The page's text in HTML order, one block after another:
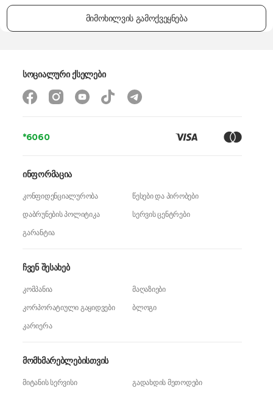
მიმოხილვის გამოქვეყნება
*6060
ჩვენ შესახებ
კომპანია
მაღაზიები
კორპორატიული გაყიდვები
ბლოგი
კარიერა
ინფორმაცია
კონფიდენციალურობა
წესები და პირობები
დაბრუნების პოლიტიკა
სერვის ცენტრები
გარანტია
მომხმარებლებისთვის
მიტანის სერვისი გადახდის მეთოდები
სოციალური ქსელები